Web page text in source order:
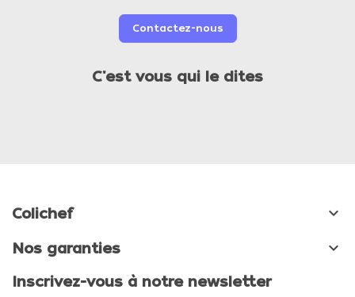
Contactez-nous
C'est vous qui le dites
Colichef 
Nos garanties 
Inscrivez-vous à notre newsletter